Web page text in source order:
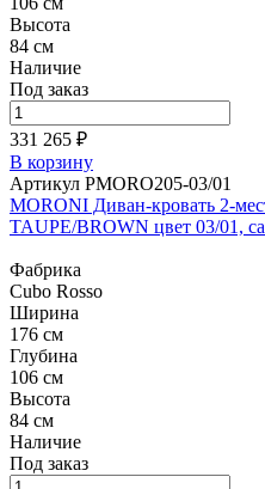
Высота
84 см
Наличие
Под заказ
331 265 ₽
В корзину
Артикул PMORO205-03/01
MORONI Диван-кровать 2-
TAUPE/BROWN цвет 03/01,
Фабрика
Cubo Rosso
Ширина
176 см
Глубина
106 см
Высота
84 см
Наличие
Под заказ